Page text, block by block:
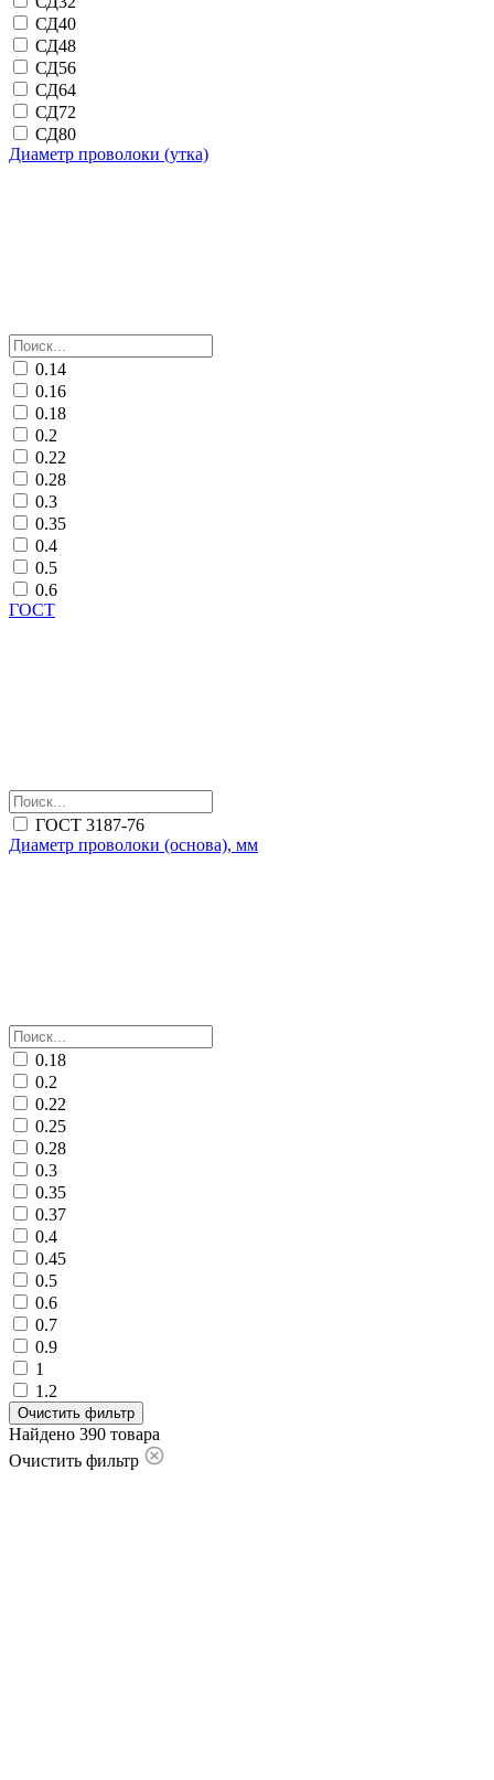
СД40
СД48
СД56
СД64
СД72
СД80
Диаметр проволоки (утка)
0.14
0.16
0.18
0.2
0.22
0.28
0.3
0.35
0.4
0.5
0.6
ГОСТ
ГОСТ 3187-76
Диаметр проволоки (основа), мм
0.18
0.2
0.22
0.25
0.28
0.3
0.35
0.37
0.4
0.45
0.5
0.6
0.7
0.9
1
1.2
Очистить фильтр
Найдено 390 товара
Очистить фильтр